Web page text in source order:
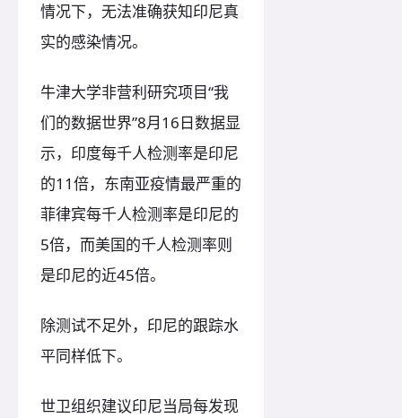
情况下，无法准确获知印尼真
实的感染情况。
牛津大学非营利研究项目“我
们的数据世界”8月16日数据显
示，印度每千人检测率是印尼
的11倍，东南亚疫情最严重的
菲律宾每千人检测率是印尼的
5倍，而美国的千人检测率则
是印尼的近45倍。
除测试不足外，印尼的跟踪水
平同样低下。
世卫组织建议印尼当局每发现